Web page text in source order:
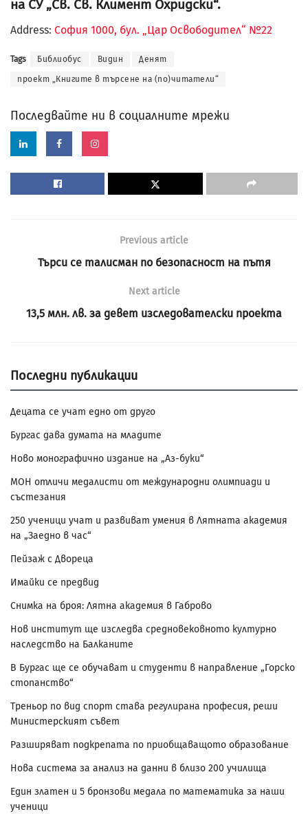
на СУ „Св. Св. Климент Охридски“.
Address: София 1000, бул. „Цар Освободител“ №22
Tags Библиобус Видин Денят
проект „Книгите в търсене на (по)читатели“
Последвайте ни в социалните мрежи
Previous article
Търси се талисман по безопасност на пътя
Next article
13,5 млн. лв. за девет изследователски проекта
Последни публикации
Децата се учат едно от друго
Бургас дава думата на младите
Ново монографично издание на „Аз-буки“
МОН отличи медалисти от международни олимпиади и
състезания
250 ученици учат и развиват умения в Лятната академия
на „Заедно в час“
Пейзаж с Двореца
Имайки се предвид
Снимка на броя: Лятна академия в Габрово
Нов институт ще изследва средновековното културно
наследство на Балканите
В Бургас ще се обучават и студенти в направление „Горско
стопанство“
Треньор по вид спорт става регулирана професия, реши
Министерският съвет
Разширяват подкрепата по приобщаващото образование
Нова система за анализ на данни в близо 200 училища
Един златен и 5 бронзови медала по математика за наши
ученици